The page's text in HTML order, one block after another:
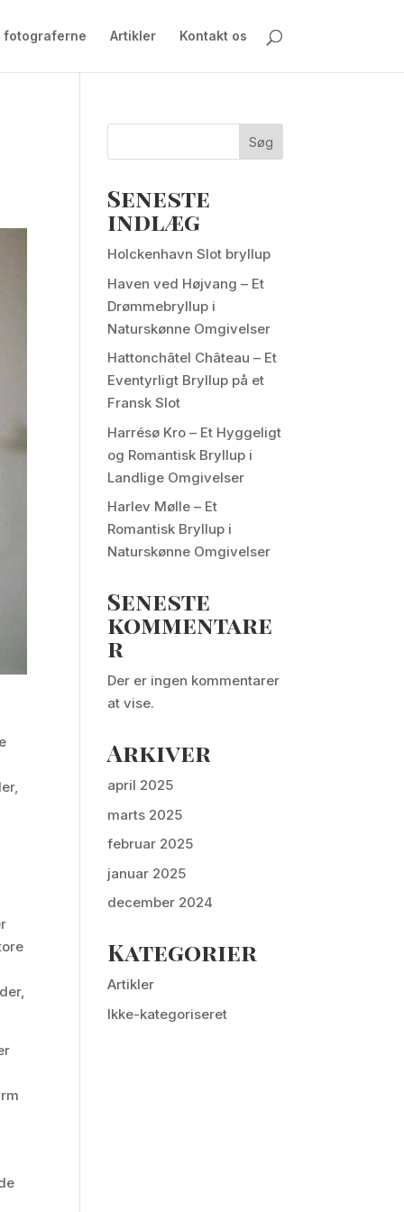
fotograferne Artikler Kontakt os
Søg
Seneste
indlæg
Holckenhavn Slot bryllup
Haven ved Højvang – Et
Drømmebryllup i
Naturskønne Omgivelser
Hattonchâtel Château – Et
Eventyrligt Bryllup på et
Fransk Slot
Harrésø Kro – Et Hyggeligt
og Romantisk Bryllup i
Landlige Omgivelser
Harlev Mølle – Et
Romantisk Bryllup i
Naturskønne Omgivelser
Seneste
kommentare
r
Der er ingen kommentarer
at vise.
Arkiver
april 2025
marts 2025
februar 2025
januar 2025
december 2024
Kategorier
Artikler
Ikke-kategoriseret